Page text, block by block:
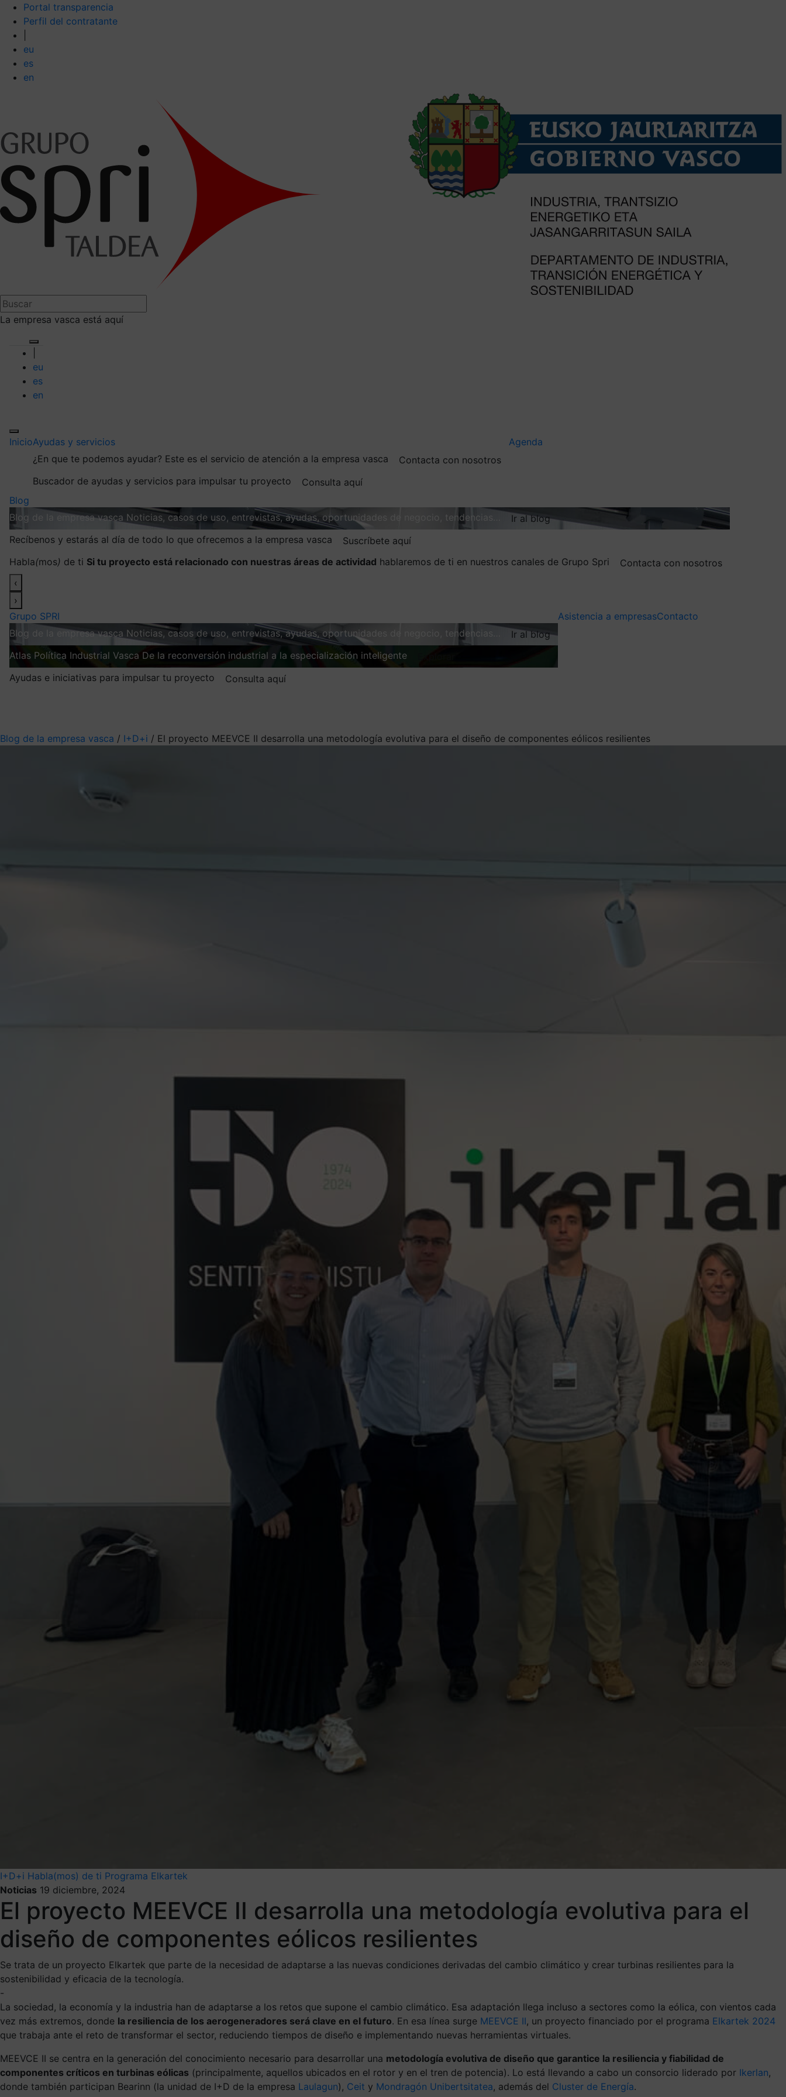
Portal transparencia
Perfil del contratante
eu
es
en
La empresa vasca está aquí
eu
es
en
InicioAyudas y servicios
¿En que te podemos ayudar? Este es el servicio de atención a la empresa vasca
Contacta con nosotros
Buscador de ayudas y servicios para impulsar tu proyecto
Consulta aquí
Agenda
Blog
Blog de la empresa vasca Noticias, casos de uso, entrevistas, ayudas, oportunidades de negocio, tendencias…
Ir al blog
Recíbenos y estarás al día de todo lo que ofrecemos a la empresa vasca
Suscríbete aquí
Habla(mos) de ti Si tu proyecto está relacionado con nuestras áreas de actividad hablaremos de ti en nuestros canales de Grupo Spri
Contacta con nosotros
‹
›
Grupo SPRI
Blog de la empresa vasca Noticias, casos de uso, entrevistas, ayudas, oportunidades de negocio, tendencias…
Ir al blog
Atlas Política Industrial Vasca De la reconversión industrial a la especialización inteligente
Ayudas e iniciativas para impulsar tu proyecto
Consulta aquí
Asistencia a empresasContacto
Blog de la empresa vasca / I+D+i / El proyecto MEEVCE II desarrolla una metodología evolutiva para el diseño de componentes eólicos resilientes
I+D+i Habla(mos) de ti Programa Elkartek
Noticias 19 diciembre, 2024
El proyecto MEEVCE II desarrolla una metodología evolutiva para el
diseño de componentes eólicos resilientes
Se trata de un proyecto Elkartek que parte de la necesidad de adaptarse a las nuevas condiciones derivadas del cambio climático y crear turbinas resilientes para la
sostenibilidad y eficacia de la tecnología.
-
La sociedad, la economía y la industria han de adaptarse a los retos que supone el cambio climático. Esa adaptación llega incluso a sectores como la eólica, con vientos cada
vez más extremos, donde la resiliencia de los aerogeneradores será clave en el futuro. En esa línea surge MEEVCE II, un proyecto financiado por el programa Elkartek 2024
que trabaja ante el reto de transformar el sector, reduciendo tiempos de diseño e implementando nuevas herramientas virtuales.
MEEVCE II se centra en la generación del conocimiento necesario para desarrollar una metodología evolutiva de diseño que garantice la resiliencia y fiabilidad de
componentes críticos en turbinas eólicas (principalmente, aquellos ubicados en el rotor y en el tren de potencia). Lo está llevando a cabo un consorcio liderado por Ikerlan,
donde también participan Bearinn (la unidad de I+D de la empresa Laulagun), Ceit y Mondragón Unibertsitatea, además del Cluster de Energía.